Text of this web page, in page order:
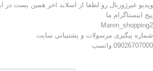
ویدیو غیرژورنال رو لطفا از اسلاید اخر همین پست در
پیج اینستاگرام ما
Maron_shopping2
شماره پیگیری مرسولات و پشتیبانی سایت
09026707000 واتسپ